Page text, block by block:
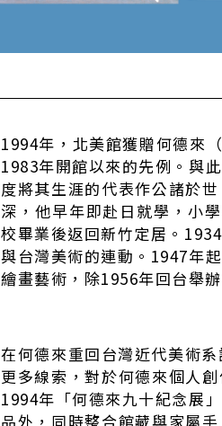
1994年，北美館獲贈何德來
1983年開館以來的先例。與
度將其生涯的代表作公諸於
深，他早年即赴日就學，小
校畢業後返回新竹定居。
與台灣美術的連動。1947年
繪畫藝術，除1956年回台舉
在何德來重回台灣近代美術
更多線索，對於何德來個人
1994年「何德來九十紀念展
品外，同時整合館藏與家屬